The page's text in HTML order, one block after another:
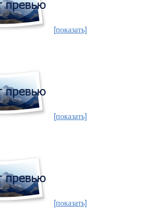
[показать]
[показать]
[показать]